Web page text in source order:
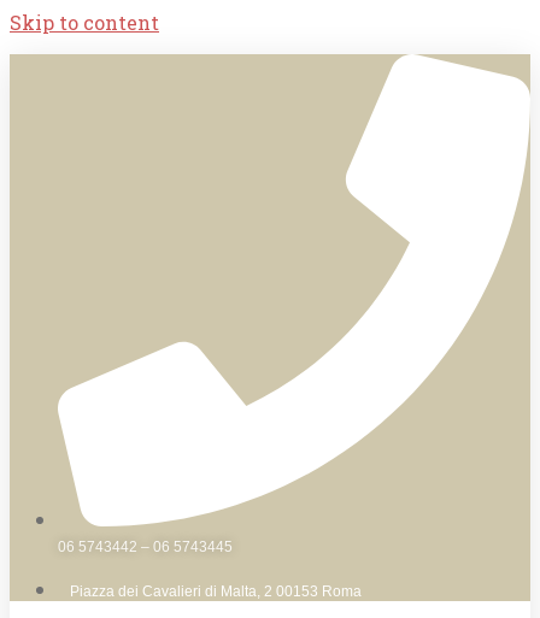
Skip to content
06 5743442 – 06 5743445
Piazza dei Cavalieri di Malta, 2 00153 Roma